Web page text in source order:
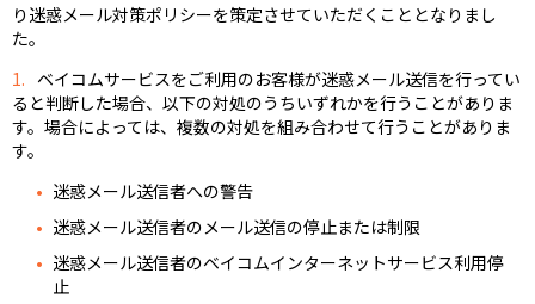
り迷惑メール対策ポリシーを策定させていただくこととなりまし
た。
1. ベイコムサービスをご利用のお客様が迷惑メール送信を行ってい
ると判断した場合、以下の対処のうちいずれかを行うことがありま
す。場合によっては、複数の対処を組み合わせて行うことがありま
す。
迷惑メール送信者への警告
迷惑メール送信者のメール送信の停止または制限
迷惑メール送信者のベイコムインターネットサービス利用停
止